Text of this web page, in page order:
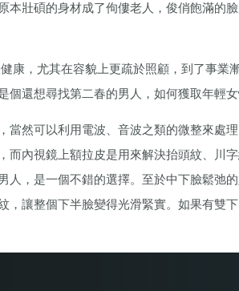
本壯碩的身材成了佝僂老人，俊俏飽滿的
康，尤其在容貌上更疏於照顧，到了事
個還想尋找第二春的男人，如何獲取年輕女
當然可以利用電波、音波之類的微整來處
而內視鏡上額拉皮是用來解決抬頭紋、川
人，是一個不錯的選擇。至於中下臉鬆弛
，讓整個下半臉變得光滑緊實。如果有雙